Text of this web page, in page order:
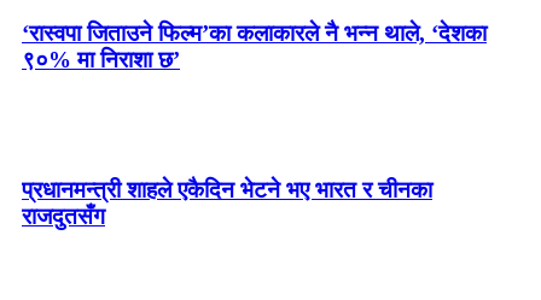
‘रास्वपा जिताउने फिल्म’का कलाकारले नै भन्न थाले, ‘देशका
९०% मा निराशा छ’
प्रधानमन्त्री शाहले एकैदिन भेटने भए भारत र चीनका
राजदुतसँग